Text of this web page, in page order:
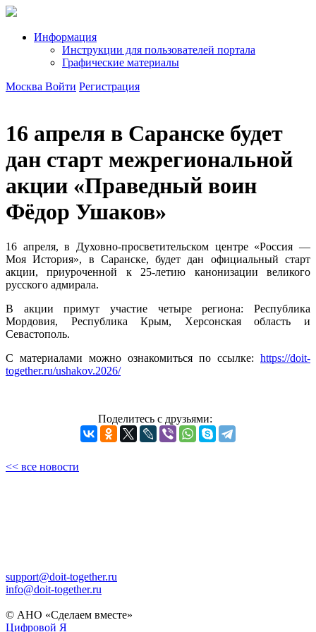
Информация
Инструкции для пользователей портала
Графические материалы
Москва Войти Регистрация
16 апреля в Саранске будет
дан старт межрегиональной
акции «Праведный воин
Фёдор Ушаков»
16 апреля, в Духовно-просветительском центре «Россия —
Моя История», в Саранске, будет дан официальный старт
акции, приуроченной к 25-летию канонизации великого
русского адмирала.
В акции примут участие четыре региона: Республика
Мордовия, Республика Крым, Херсонская область и
Севастополь.
С материалами можно ознакомиться по ссылке: https://doit-
together.ru/ushakov.2026/
Поделитесь с друзьями:
<< все новости
support@doit-together.ru
info@doit-together.ru
© АНО «Сделаем вместе»
Цифровой Я